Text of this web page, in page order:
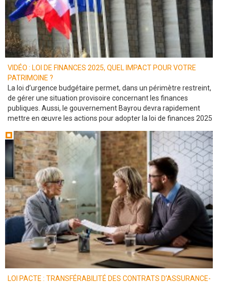
VIDÉO : LOI DE FINANCES 2025, QUEL IMPACT POUR VOTRE
PATRIMOINE ?
La loi d’urgence budgétaire permet, dans un périmètre restreint,
de gérer une situation provisoire concernant les finances
publiques. Aussi, le gouvernement Bayrou devra rapidement
mettre en œuvre les actions pour adopter la loi de finances 2025
LOI PACTE : TRANSFÉRABILITÉ DES CONTRATS D’ASSURANCE-